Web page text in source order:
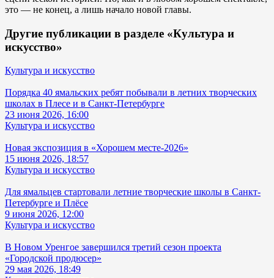
это — не конец, а лишь начало новой главы.
Другие публикации в разделе «Культура и
искусство»
Культура и искусство
Порядка 40 ямальских ребят побывали в летних творческих
школах в Плесе и в Санкт-Петербурге
23 июня 2026, 16:00
Культура и искусство
Новая экспозиция в «Хорошем месте-2026»
15 июня 2026, 18:57
Культура и искусство
Для ямальцев стартовали летние творческие школы в Санкт-
Петербурге и Плёсе
9 июня 2026, 12:00
Культура и искусство
В Новом Уренгое завершился третий сезон проекта
«Городской продюсер»
29 мая 2026, 18:49